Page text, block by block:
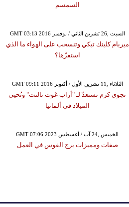
السمسم
GMT 03:13 2016 السبت ,26 تشرين الثاني / نوفمبر
ميريام كلينك تبكي وتنسحب على الهواء ما الذي
استفزّها؟
GMT 09:11 2016 الثلاثاء ,11 تشرين الأول / أكتوبر
نجوى كرم تستعدّ لـ "أراب غوت تالنت" وتُحيي
الميلاد في ألمانيا
GMT 07:06 2023 الخميس ,24 آب / أغسطس
صفات ومميزات برج القوس في العمل